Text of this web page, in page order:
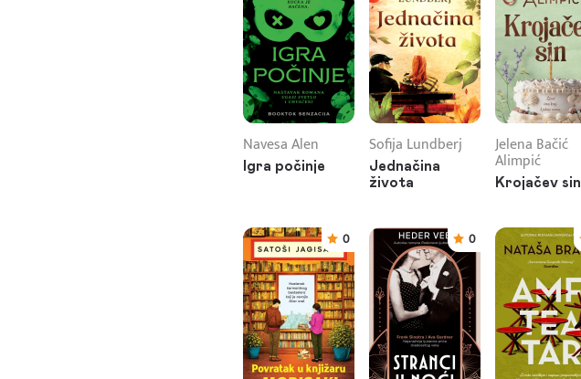
Navesa Alen
Igra počinje
Sofija Lundberj
Jednačina
života
Jelena Bačić
Alimpić
Krojačev sin
0 0